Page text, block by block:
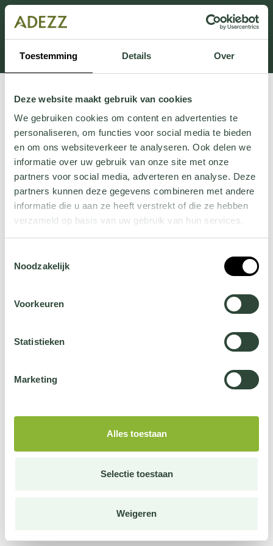
Toestemming Details Over
Deze website maakt gebruik van cookies
We gebruiken cookies om content en advertenties te
personaliseren, om functies voor social media te bieden
en om ons websiteverkeer te analyseren. Ook delen we
informatie over uw gebruik van onze site met onze
partners voor social media, adverteren en analyse. Deze
partners kunnen deze gegevens combineren met andere
informatie die u aan ze heeft verstrekt of die ze hebben
verzameld op basis van uw gebruik van hun services.
jehier.
Noodzakelijk
Voorkeuren
Statistieken
Marketing
Alles toestaan
Selectie toestaan
Weigeren
Dit onderdeel is momenteel in onderhoud.
Als je informatie mist kun je ons bellen +31 413 274
168 of mailen
Customersupport@adezz.com.